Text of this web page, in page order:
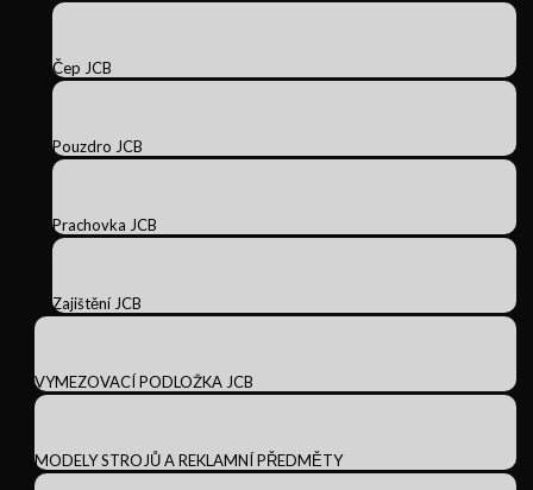
Čep JCB
Pouzdro JCB
Prachovka JCB
Zajištění JCB
VYMEZOVACÍ PODLOŽKA JCB
MODELY STROJŮ A REKLAMNÍ PŘEDMĚTY